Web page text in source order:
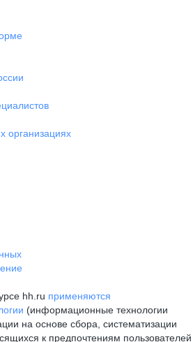
организациях
hh.ru применяются
(информационные технологии
на основе сбора, систематизации
к предпочтениям пользователей